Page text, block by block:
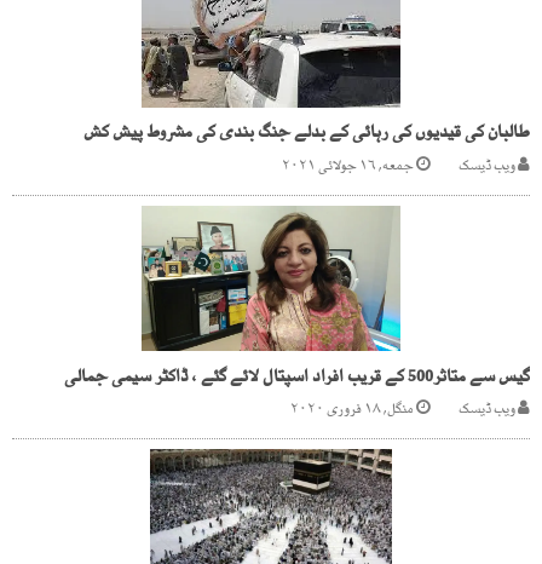
طالبان کی قیدیوں کی رہائی کے بدلے جنگ بندی کی مشروط پیش کش
ویب ڈیسک جمعه, ۱۶ جولائی ۲۰۲۱
گیس سے متاثر500 کے قریب افراد اسپتال لائے گئے ، ڈاکٹر سیمی جمالی
ویب ڈیسک منگل, ۱۸ فروری ۲۰۲۰